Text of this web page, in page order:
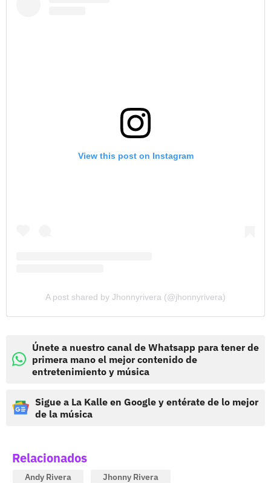
View this post on Instagram
A post shared by Jhonnyrivera (@jhonnyrivera)
Únete a nuestro canal de Whatsapp para tener de
primera mano el mejor contenido de
entretenimiento y música
Sigue a La Kalle en Google y entérate de lo mejor
de la música
Relacionados
Andy Rivera Jhonny Rivera